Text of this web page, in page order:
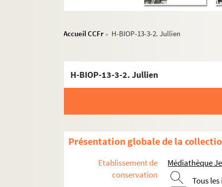
Accueil CCFr > H-BIOP-13-3-2. Jullien
H-BIOP-13-3-2. Jullien
Présentation globale de la
Etablissement de
conservation
Médiathèque
Tous